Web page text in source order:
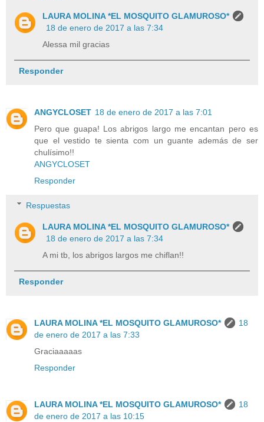
LAURA MOLINA *EL MOSQUITO GLAMUROSO*
18 de enero de 2017 a las 7:34
Alessa mil gracias
Responder
ANGYCLOSET 18 de enero de 2017 a las 7:01
Pero que guapa! Los abrigos largo me encantan pero es
que el vestido te sienta com un guante además de ser
chulísimo!!
ANGYCLOSET
Responder
Respuestas
LAURA MOLINA *EL MOSQUITO GLAMUROSO*
18 de enero de 2017 a las 7:34
A mi tb, los abrigos largos me chiflan!!
Responder
LAURA MOLINA *EL MOSQUITO GLAMUROSO*
18
de enero de 2017 a las 7:33
Graciaaaaas
Responder
LAURA MOLINA *EL MOSQUITO GLAMUROSO*
18
de enero de 2017 a las 10:15